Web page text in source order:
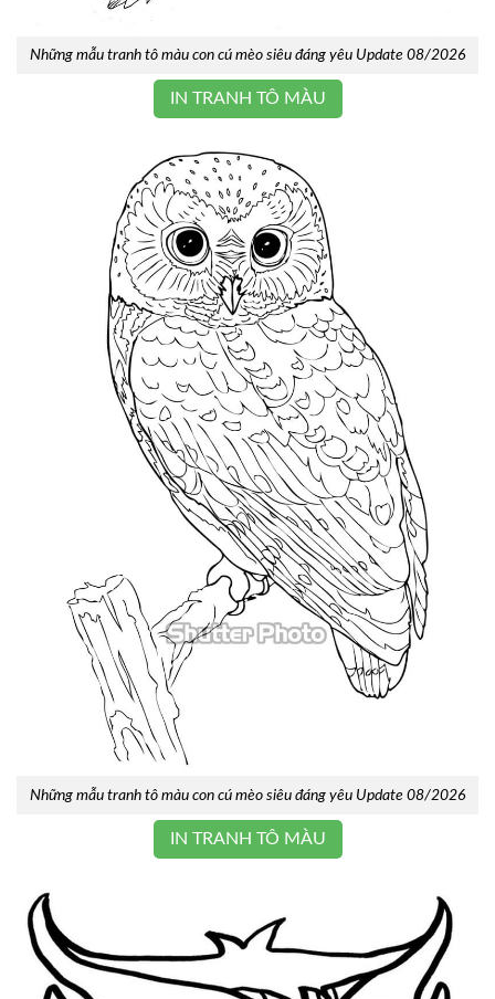
Những mẫu tranh tô màu con cú mèo siêu đáng yêu Update 08/2026
IN TRANH TÔ MÀU
Những mẫu tranh tô màu con cú mèo siêu đáng yêu Update 08/2026
IN TRANH TÔ MÀU